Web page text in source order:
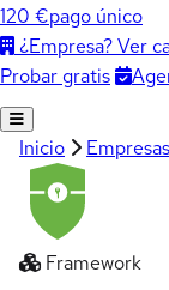
120 €pago único
¿Empresa? Ver
Probar gratis
Inicio Empresas
Framework